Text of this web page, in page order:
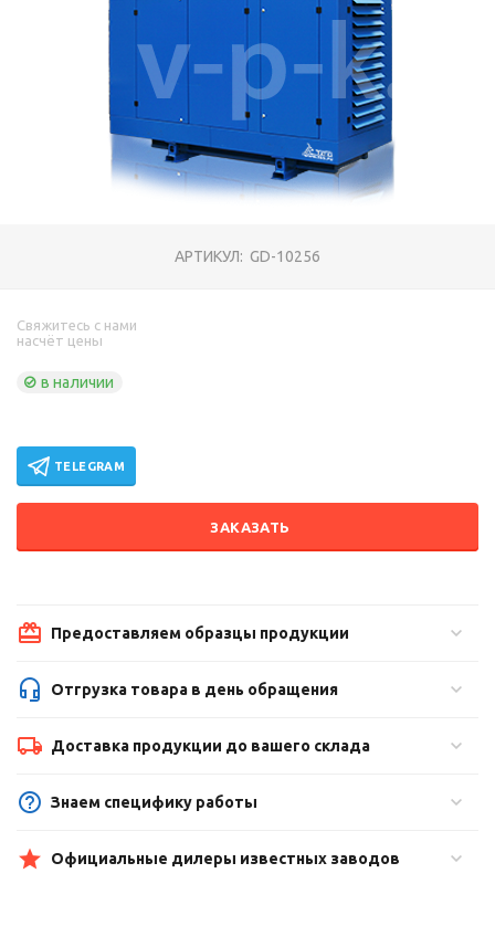
АРТИКУЛ: GD-10256
Свяжитесь с нами
насчёт цены
в наличии
TELEGRAM
ЗАКАЗАТЬ
Предоставляем образцы продукции
Отгрузка товара в день обращения
Доставка продукции до вашего склада
Знаем специфику работы
Официальные дилеры известных заводов